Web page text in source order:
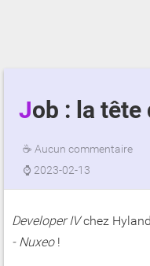
Job : la
☕ Aucun commentaire
⌚ 2023-02-13
Developer IVchez
- Nuxeo!